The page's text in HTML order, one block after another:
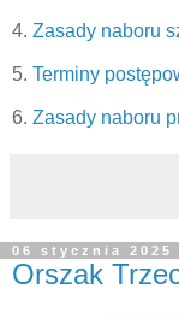
4. Zasady naboru
5. Terminy
6. Zasady naboru
06 stycznia 2025
Orszak